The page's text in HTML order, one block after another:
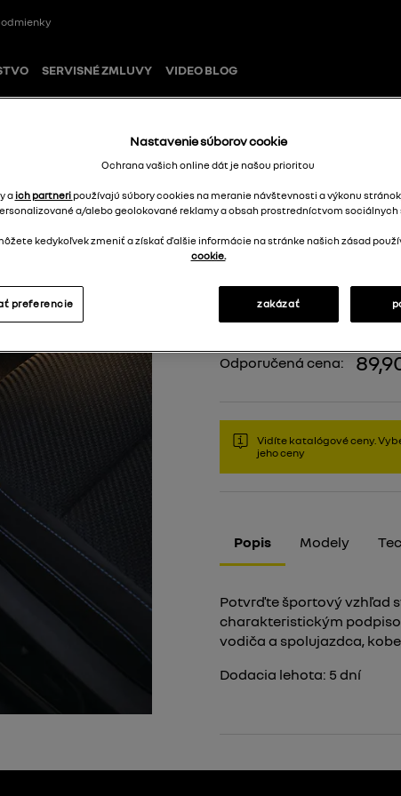
SERVISNÉ ZMLUVY VIDEO BLOG
Textilné
Odporučená cena:
Vidíte katalógové ceny.
jeho ceny
Popis Modely
Potvrďte športový vzhľad
charakteristickým
vodiča a spolujazdca,
Dodacia lehota: 5 dní
Nastavenie súborov cookie
Ochrana vašich online dát je našou prioritou
a ich partneri používajú súbory cookies na meranie návštevnosti a výkonu
a/alebo geolokované reklamy a obsah prostredníctvom sociálnych
kedykoľvek zmeniť a získať ďalšie informácie na stránke našich zásad
cookie.
zakázať
preferencie